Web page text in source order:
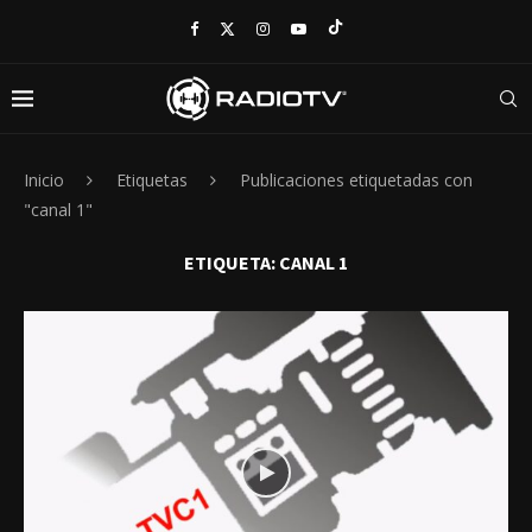
Inicio Etiquetas
Publicaciones etiquetadas con
"canal 1"
ETIQUETA: CANAL 1